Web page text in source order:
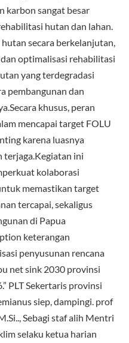
karbon sangat besar
hutan dan lahan.
secara berkelanjutan,
optimalisasi rehabilitasi
yang terdegradasi
pembangunan dan
khusus, peran
mencapai target FOLU
karena luasnya
terjaga.Kegiatan ini
kolaborasi
memastikan target
tercapai, sekaligus
di Papua
keterangan
penyusunan rencana
net sink 2030 provinsi
PLT Sekertaris provinsi
siep, dampingi. prof
Sebagi staf alih Mentri
selaku ketua harian